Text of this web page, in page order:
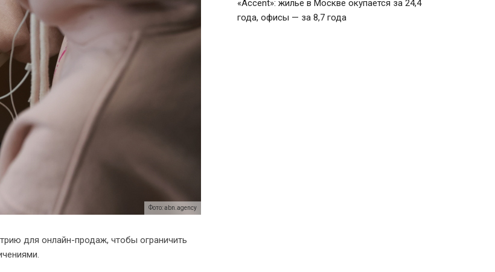
Фото: abn.agency
для онлайн-продаж, чтобы ограничить
«Accent»: жилье в Москве окупается за 24,4
года, офисы — за 8,7 года